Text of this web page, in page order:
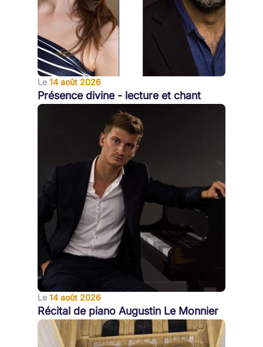
Le 14 août 2026
Présence divine - lecture et chant
Le 14 août 2026
Récital de piano Augustin Le Monnier